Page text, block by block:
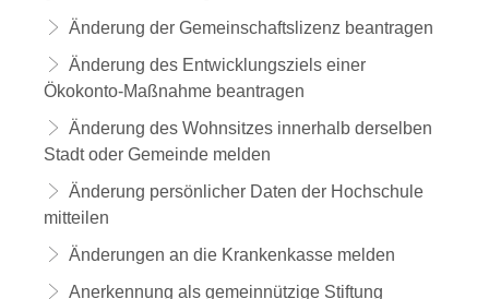
Änderung der Gemeinschaftslizenz beantragen
Änderung des Entwicklungsziels einer
Ökokonto-Maßnahme beantragen
Änderung des Wohnsitzes innerhalb derselben
Stadt oder Gemeinde melden
Änderung persönlicher Daten der Hochschule
mitteilen
Änderungen an die Krankenkasse melden
Anerkennung als gemeinnützige Stiftung